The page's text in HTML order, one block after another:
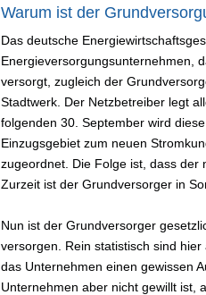
Warum ist der
Das deutsche
Energieversorgungsunternehmen,
versorgt, zugleich der
Stadtwerk. Der Netzbetreiber legt
folgenden 30. September wird
Einzugsgebiet zum neuen
zugeordnet. Die Folge ist, dass der
Zurzeit ist der Grundversorger in
Nun ist der Grundversorger
versorgen. Rein statistisch sind
das Unternehmen einen gewissen
Unternehmen aber nicht gewillt ist,